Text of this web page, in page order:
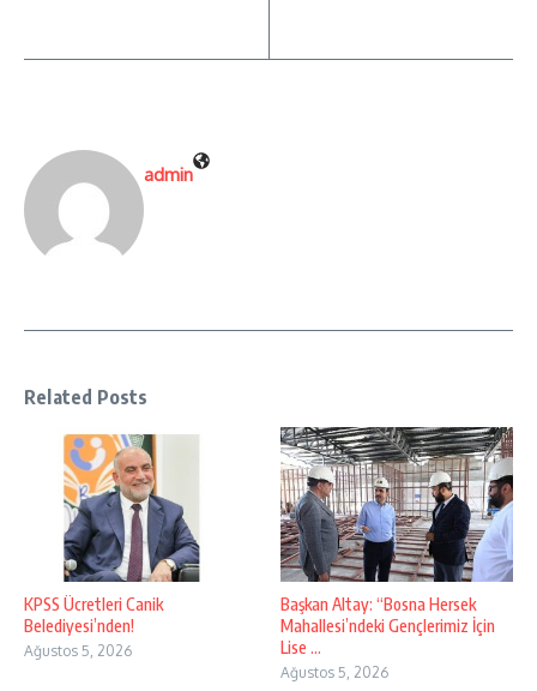
admin
Related Posts
KPSS Ücretleri Canik
Belediyesi’nden!
Ağustos 5, 2026
Başkan Altay: “Bosna Hersek
Mahallesi’ndeki Gençlerimiz İçin
Lise ...
Ağustos 5, 2026